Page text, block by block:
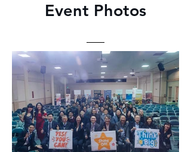
Event Photos